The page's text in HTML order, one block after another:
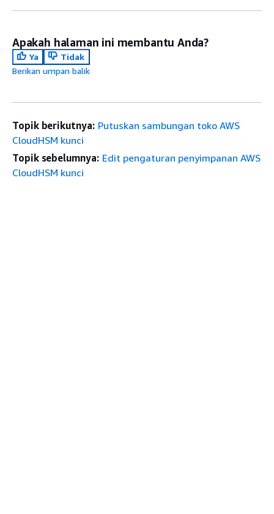
Apakah halaman ini membantu Anda?
Ya
Tidak
Berikan umpan balik
Topik berikutnya: Putuskan sambungan toko AWS
CloudHSM kunci
Topik sebelumnya: Edit pengaturan penyimpanan AWS
CloudHSM kunci